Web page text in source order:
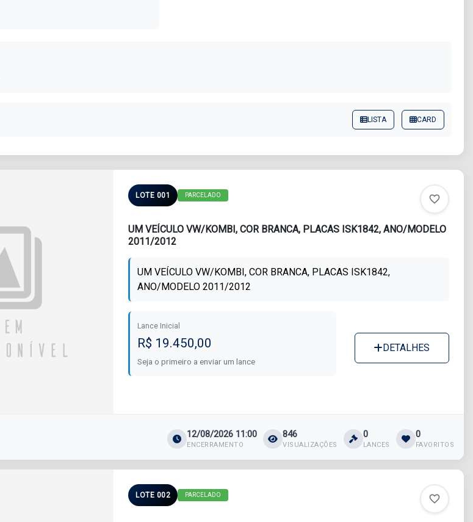
LISTA CARD
LOTE 001 PARCELADO favorite_border
UM VEÍCULO VW/KOMBI, COR BRANCA, PLACAS ISK1842, ANO/MODELO
2011/2012
UM VEÍCULO VW/KOMBI, COR BRANCA, PLACAS ISK1842,
ANO/MODELO 2011/2012
Lance Inicial
R$ 19.450,00
Seja o primeiro a enviar um lance
DETALHES
12/08/2026 11:00
ENCERRAMENTO
846
VISUALIZAÇÕES
0
LANCES
0
FAVORITOS
LOTE 002 PARCELADO favorite_border